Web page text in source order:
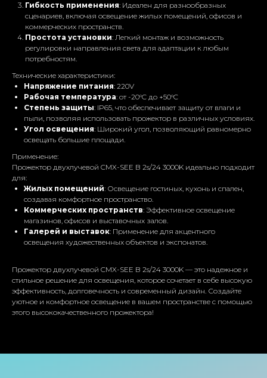
Гибкость применения: Идеален для разнообразных
сценариев, включая освещение жилых помещений, офисов и
коммерческих пространств.
Простота установки: Легкий монтаж и возможность
регулировки направления света для адаптации к любым
потребностям.
Технические характеристики:
Напряжение питания: 220V
Рабочая температура: от -20°C до +50°C
Степень защиты: IP65, что обеспечивает защиту от влаги и
пыли, позволяя использовать прожектор в различных условиях.
Угол освещения: Широкий угол, позволяющий равномерно
освещать большие площади.
Применение:
Прожектор двухлучевой CMX-SEE B 2s/24 3000K идеально подходит
для:
Жилых помещений: Освещение гостиных, кухонь и спален,
создавая комфортное пространство.
Коммерческих пространств: Эффективное освещение
магазинов, офисов и выставочных залов.
Галерей и выставок: Применение для акцентного
освещения художественных объектов и экспонатов.
Прожектор двухлучевой CMX-SEE B 2s/24 3000K — это надежное и
стильное решение для освещения, которое сочетает в себе высокую
эффективность, долговечность и современный дизайн. Создайте
уютное и комфортное освещение в вашем пространстве с помощью
этого высококачественного прожектора!
Проект любой
сложности
Готовы обсудить вашу
самую смелую идею!
Оставьте свои данные, мы свяжемся с вами в
ближайшее время и ответим на все
Заполните данные,
мы свяжемся с вами